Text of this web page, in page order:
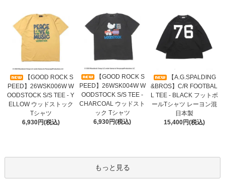
【GOOD ROCK S
PEED】26WSK006W W
OODSTOCK S/S TEE - Y
ELLOW ウッドストック
Tシャツ
6,930円(税込)
【GOOD ROCK S
PEED】26WSK004W W
OODSTOCK S/S TEE -
CHARCOAL ウッドスト
ック Tシャツ
6,930円(税込)
【A.G.SPALDING
&BROS】C/R FOOTBAL
L TEE - BLACK フットボ
ールTシャツ レーヨン混
日本製
15,400円(税込)
もっと見る